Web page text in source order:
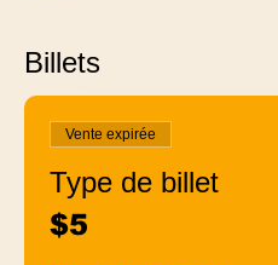
Billets
Vente expirée
Type de billet
$5